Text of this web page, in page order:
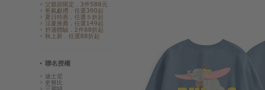
父親節限定．3件588元
爸氣獻禮．任選390起
夏日特惠．任選５折起
涼夏推薦．任選149起
舒適體驗．2件88折起
秋上新．任選88折起
聯名授權
迪士尼
史努比
三麗鷗